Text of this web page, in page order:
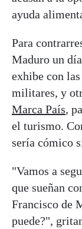
ayuda
Para
Maduro un
exhibe con
militares, y
Marca País,
el turismo.
sería cómico
"Vamos a
que sueñan
Francisco de
puede?",